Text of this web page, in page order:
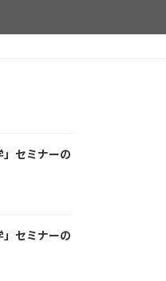
」セミナーの
」セミナーの